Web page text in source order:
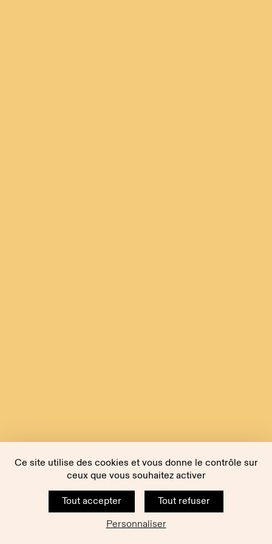
Ce site utilise des cookies et vous donne le contrôle sur
ceux que vous souhaitez activer
Tout accepter
Tout refuser
Personnaliser